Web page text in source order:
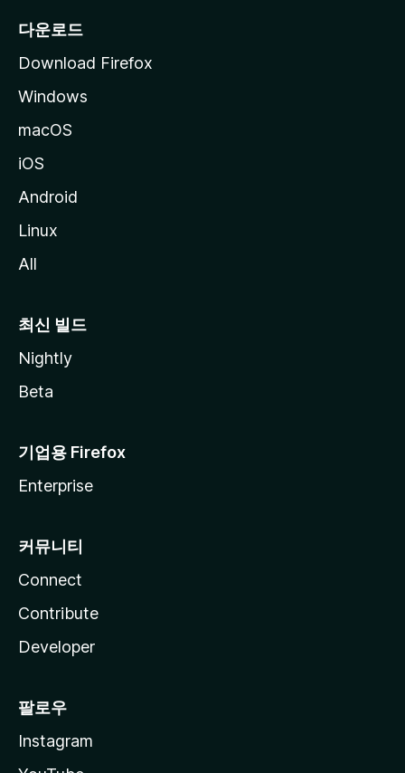
다운로드
Download Firefox
Windows
macOS
iOS
Android
Linux
All
최신 빌드
Nightly
Beta
기업용 Firefox
Enterprise
커뮤니티
Connect
Contribute
Developer
팔로우
Instagram